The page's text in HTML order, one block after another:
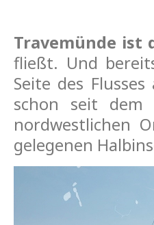
Travemünde ist
fließt. Und
Seite des
schon seit dem
nordwestlichen
gelegenen